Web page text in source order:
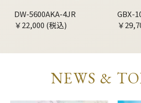
DW-5600AKA-4JR
￥22,000 (税込)
GBX-
￥
NEWS &